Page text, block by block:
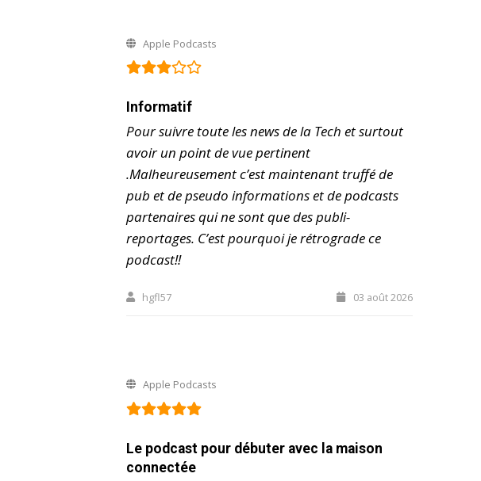
Apple Podcasts
Informatif
Pour suivre toute les news de la Tech et surtout
avoir un point de vue pertinent
.Malheureusement c’est maintenant truffé de
pub et de pseudo informations et de podcasts
partenaires qui ne sont que des publi-
reportages. C’est pourquoi je rétrograde ce
podcast!!
hgfl57 03 août 2026
Apple Podcasts
Le podcast pour débuter avec la maison
connectée